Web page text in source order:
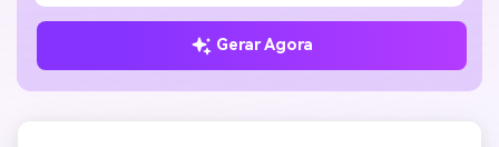
Gerar Agora